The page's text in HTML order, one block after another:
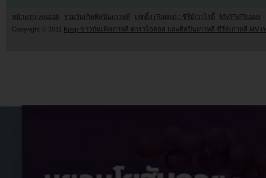
หน้าแรก youzab รวมวันเกิดศิลปินเกาหลี เรตติ้ง (Rating) : ซีรี่ย์/วาไรตี้
MV/PV/Teaser
Copyright © 2011 Kpop ข่าวบันเทิงเกาหลี ดาราไอดอล และศิลปินเกาหลี ซีรี่ย์เกาหลี MV